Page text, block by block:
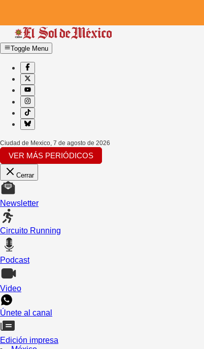
Toggle Menu
Ciudad de Mexico, 7 de agosto de 2026
VER MÁS PERIÓDICOS
Cerrar
Newsletter
Circuito Running
Podcast
Video
Únete al canal
Edición impresa